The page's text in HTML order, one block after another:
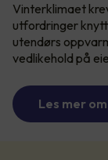
Vinterklimaet
utfordringer
utendørs
vedlikehold på
Les mer